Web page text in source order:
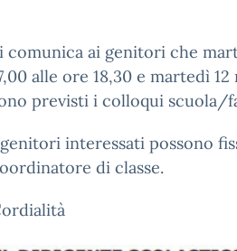
comunica ai genitori che
alle ore 18,30 e martedì
previsti i colloqui scuola/
interessati possono
di classe.